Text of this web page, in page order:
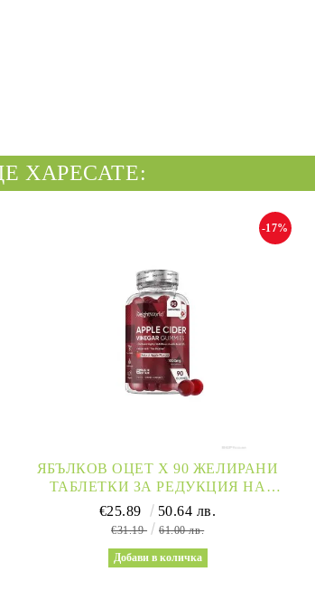
ХАРЕСАТЕ:
ЯБЪЛКОВ ОЦЕТ Х 90 ЖЕЛИРАНИ
ТАБЛЕТКИ ЗА РЕДУКЦИЯ НА
ТЕГЛОТО WEIGHT WORLD | APPLE
CIDER VINEGAR
-17%
€25.89 50.64 лв.
€31.19 61.00 лв.